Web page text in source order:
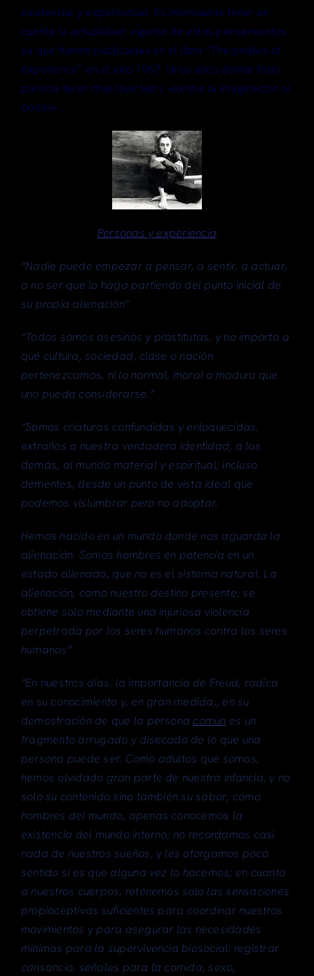
Articulos
Search
for:
existencial y experiencial. Es interesante tener en
cuenta la actualidad vigente de estos pensamientos
ya que fueron publicadas en el libro “The politics of
experience” en el año 1967. Unos años donde todo
parecía tener más libertad y «existía la imaginación al
poder»…
Personas y experiencia
“Nadie puede empezar a pensar, a sentir, a actuar,
a no ser que lo haga partiendo del punto inicial de
su propia alienación”
“Todos somos asesinos y prostitutas, y no importa a
qué cultura, sociedad, clase o nación
pertenezcamos, ni lo normal, moral o maduro que
uno pueda considerarse.”
“Somos criaturas confundidas y enloquecidas,
extraños a nuestra verdadera identidad, a los
demás, al mundo material y espiritual; incluso
dementes, desde un punto de vista ideal que
podemos vislumbrar pero no adoptar.
Hemos nacido en un mundo donde nos aguarda la
alienación. Somos hombres en potencia en un
estado alienado, que no es el sistema natural. La
alienación, como nuestro destino presente, se
obtiene solo mediante una injuriosa violencia
perpetrada por los seres humanos contra los seres
humanos”
“En nuestros días, la importancia de Freud, radica
en su conocimiento y, en gran medida,, en su
demostración de que la persona común es un
fragmento arrugado y disecado de lo que una
persona puede ser. Como adultos que somos,
hemos olvidado gran parte de nuestra infancia, y no
solo su contenido sino también su sabor; como
hombres del mundo, apenas conocemos la
existencia del mundo interno; no recordamos casi
nada de nuestros sueños, y les otorgamos poco
sentido si es que alguna vez lo hacemos; en cuanto
a nuestros cuerpos, retenemos solo las sensaciones
propioceptivas suficientes para coordinar nuestros
movimientos y para asegurar las necesidades
mínimas para la supervivencia biosocial: registrar
cansancio, señales para la comida, sexo,